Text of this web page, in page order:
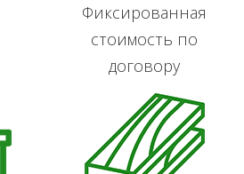
Фиксированная
стоимость по
договору